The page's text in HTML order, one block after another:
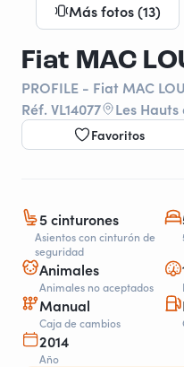
Más fotos (13)
Fiat MAC
PROFILE - Fiat MAC
Réf. VL14077
Les
Favoritos
5 cinturones
Asientos con cinturón de
seguridad
Animales
Animales no aceptados
Manual
Caja de cambios
2014
Año